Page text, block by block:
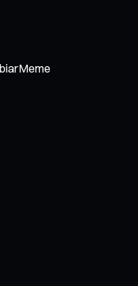
Meme